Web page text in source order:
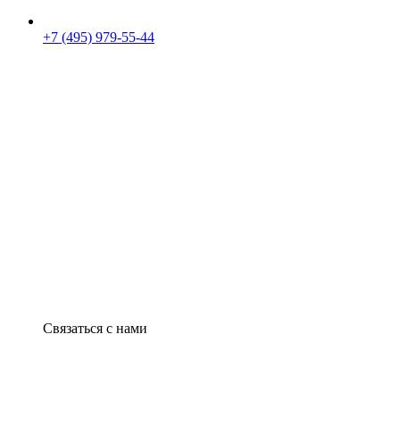
+7 (495) 979-55-44
Связаться с нами